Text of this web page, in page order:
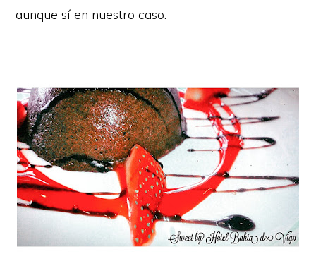
aunque sí en nuestro caso.